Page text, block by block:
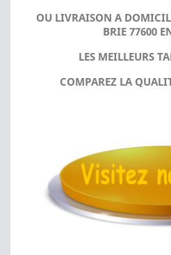
OU LIVRAISON A
BRIE 77600
LES MEILLEURS
COMPAREZ LA